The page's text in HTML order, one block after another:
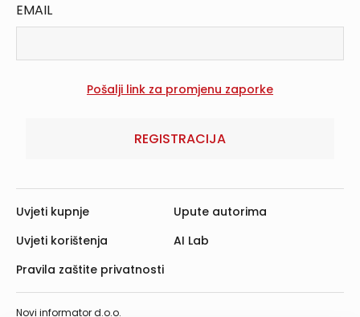
EMAIL
REGISTRACIJA
Novi informator d.o.o.
Uvjeti kupnje
Uvjeti korištenja
Pravila zaštite privatnosti
Upute autorima
AI Lab